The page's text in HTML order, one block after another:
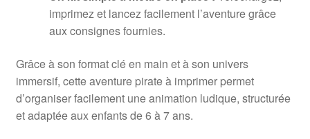
imprimez et lancez facilement l’aventure grâce
aux consignes fournies.
Grâce à son format clé en main et à son univers
immersif, cette aventure pirate à imprimer permet
d’organiser facilement une animation ludique, structurée
et adaptée aux enfants de 6 à 7 ans.